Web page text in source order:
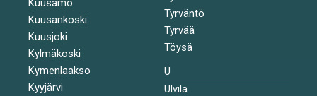
Kuusamo
Kuusankoski
Kuusjoki
Kylmäkoski
Kymenlaakso
Kyyjärvi
Tyrväntö
Tyrvää
Töysä
U
Ulvila